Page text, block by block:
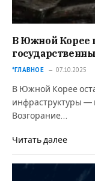
В Южной Корее
*ГЛАВНОЕ 07.10.2025
В Южной Корее
инфраструктуры —
Возгорание…
Читать далее